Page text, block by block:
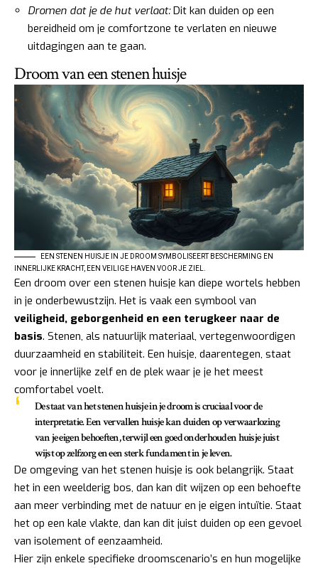
Dromen dat je de hut verlaat:Dit kan duiden op een
bereidheid om je comfortzone te verlaten en nieuwe
uitdagingen aan te gaan.
Droom van een stenen huisje
EEN STENEN HUISJE IN JE DROOM SYMBOLISEERT BESCHERMING EN
INNERLIJKE KRACHT, EEN VEILIGE HAVEN VOOR JE ZIEL.
Een droom over een stenen huisje kan diepe wortels hebben
in je onderbewustzijn. Het is vaak een symbool van
veiligheid, geborgenheid en een terugkeer naar de
basis. Stenen, als natuurlijk materiaal, vertegenwoordigen
duurzaamheid en stabiliteit. Een huisje, daarentegen, staat
voor je innerlijke zelf en de plek waar je je het meest
comfortabel voelt.
De staat van het stenen huisje in je droom is cruciaal voor de
interpretatie. Een vervallen huisje kan duiden op verwaarlozing
van je eigen behoeften, terwijl een goed onderhouden huisje juist
wijst op zelfzorg en een sterk fundament in je leven.
De omgeving van het stenen huisje is ook belangrijk. Staat
het in een weelderig bos, dan kan dit wijzen op een behoefte
aan meer verbinding met de natuur en je eigen intuïtie. Staat
het op een kale vlakte, dan kan dit juist duiden op een gevoel
van isolement of eenzaamheid.
Hier zijn enkele specifieke droomscenario’s en hun mogelijke